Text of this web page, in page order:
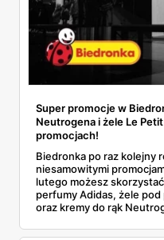
Super promocje w
Neutrogena i żele Le
promocjach!
Biedronka po raz kolejny
niesamowitymi
lutego możesz
perfumy Adidas, żele
oraz kremy do rąk
idealny moment na